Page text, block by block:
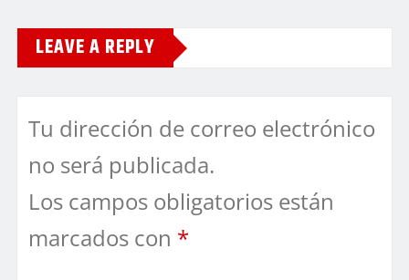
LEAVE A REPLY
Tu dirección de correo electrónico
no será publicada.
Los campos obligatorios están
marcados con *